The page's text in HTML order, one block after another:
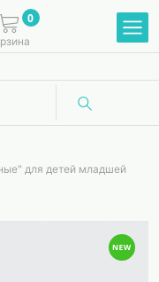
0
для детей младшей